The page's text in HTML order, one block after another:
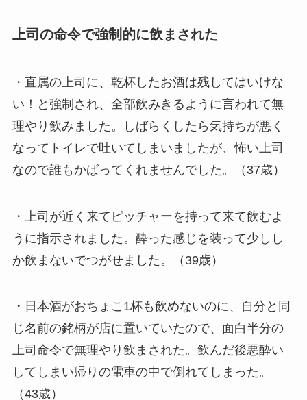
上司の命令で強制的に飲まされた
・直属の上司に、乾杯したお酒は残してはいけな
い！と強制され、全部飲みきるように言われて無
理やり飲みました。しばらくしたら気持ちが悪く
なってトイレで吐いてしまいましたが、怖い上司
なので誰もかばってくれませんでした。（37歳）
・上司が近く来てピッチャーを持って来て飲むよ
うに指示されました。酔った感じを装って少しし
か飲まないでつがせました。（39歳）
・日本酒がおちょこ1杯も飲めないのに、自分と同
じ名前の銘柄が店に置いていたので、面白半分の
上司命令で無理やり飲まされた。飲んだ後悪酔い
してしまい帰りの電車の中で倒れてしまった。
（43歳）